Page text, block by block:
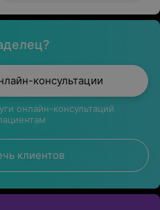
консультации
онлайн-консультаций
клиентов